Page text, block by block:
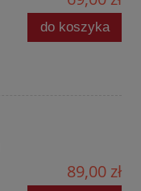
do koszyka
89,00 zł